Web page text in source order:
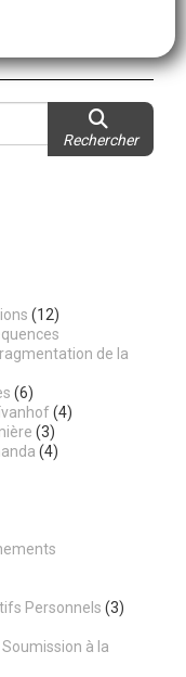
Rechercher
(12)
de la
(6)
(4)
(3)
(4)
Personnels (3)
à la